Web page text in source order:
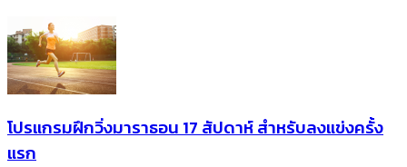
โปรแกรมฝึกวิ่งมาราธอน 17 สัปดาห์ สำหรับลงแข่งครั้ง
แรก